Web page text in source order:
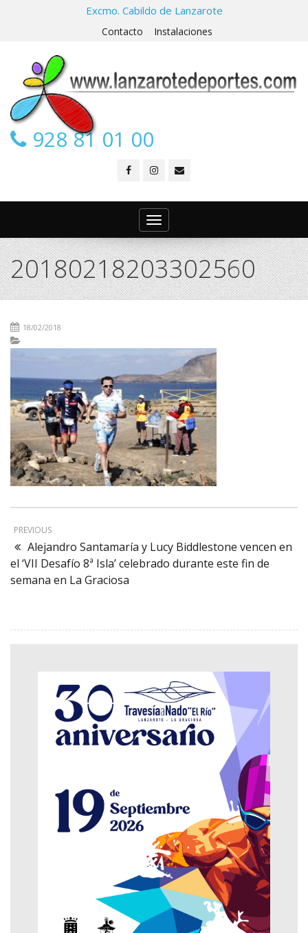
Excmo. Cabildo de Lanzarote
Contacto Instalaciones
928 81 01 00
Toggle
navigation
20180218203302560
18/02/2018
PREVIOUS
Alejandro Santamaría y Lucy Biddlestone vencen en
el ‘VII Desafío 8ª Isla’ celebrado durante este fin de
semana en La Graciosa